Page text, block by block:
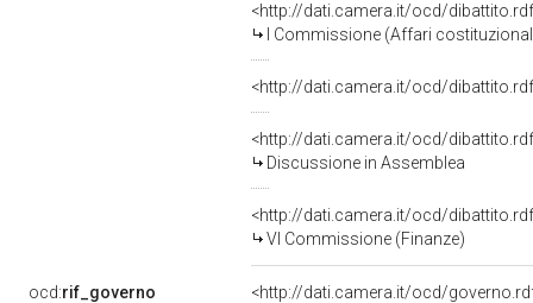
<http://dati.camera.it/ocd/
I Commissione (Affari
<http://dati.camera.it/ocd/
<http://dati.camera.it/ocd/
Discussione in Assemblea
<http://dati.camera.it/ocd/
VI Commissione (Finanze)
ocd:rif_governo
<http://dati.camera.it/ocd/